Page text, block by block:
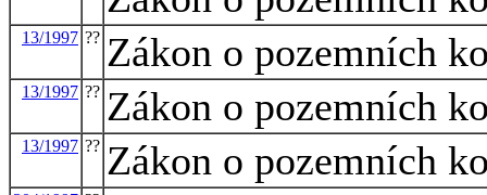
13/1997 ?? Zákon o pozemních
13/1997 ?? Zákon o pozemních
13/1997 ?? Zákon o pozemních